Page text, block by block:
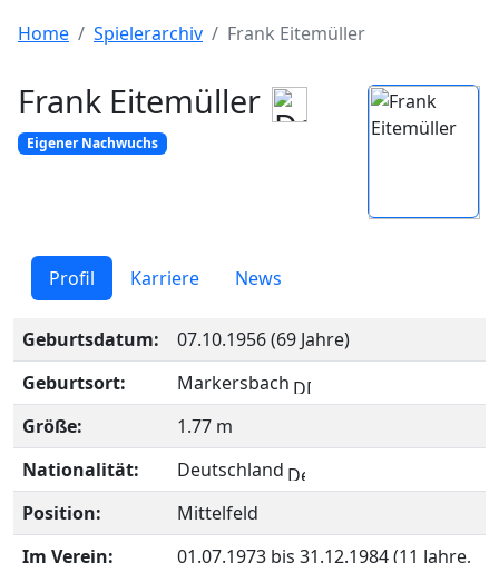
Home Spielerarchiv Frank Eitemüller
Frank Eitemüller
Eigener Nachwuchs
Profil Karriere News
Geburtsdatum:
07.10.1956 (69 Jahre)
Geburtsort:
Markersbach
Größe:
1.77 m
Nationalität:
Deutschland
Position:
Mittelfeld
Im Verein:
01.07.1973 bis 31.12.1984 (11 Jahre,